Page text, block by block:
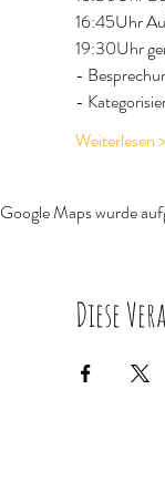
16:45Uhr
19:30Uhr
-
-
Weiterlesen >
Google Maps wurde
Diese